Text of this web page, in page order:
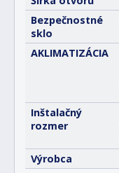
Bezpečnostné
sklo
AKLIMATIZÁCIA
Inštalačný
rozmer
Výrobca